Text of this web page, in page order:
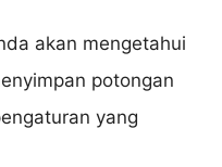
akan mengetahui
potongan
yang